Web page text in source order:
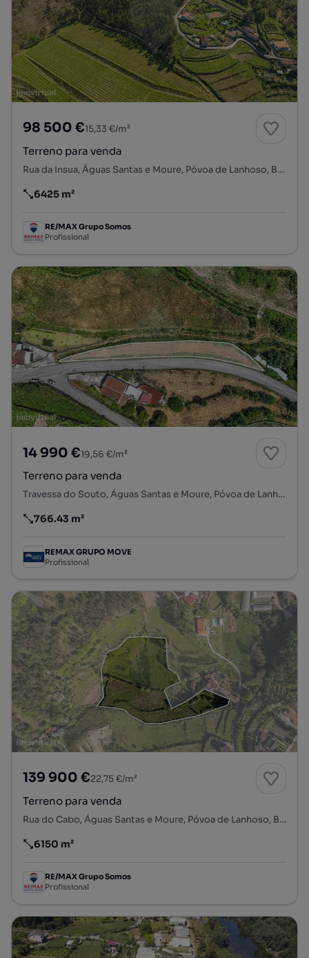
98 500 €15,33 €/m²
Terreno para venda
Rua da Insua, Águas Santas e Moure, Póvoa de Lanhoso, Braga
Preço por metro quadrado
6425 m²
RE/MAX Grupo Somos
Profissional
14 990 €19,56 €/m²
Terreno para venda
Travessa do Souto, Águas Santas e Moure, Póvoa de Lanhoso, Braga
Preço por metro quadrado
766.43 m²
REMAX GRUPO MOVE
Profissional
139 900 €22,75 €/m²
Terreno para venda
Rua do Cabo, Águas Santas e Moure, Póvoa de Lanhoso, Braga
Preço por metro quadrado
6150 m²
RE/MAX Grupo Somos
Profissional